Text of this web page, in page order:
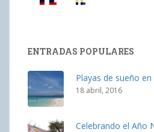
ENTRADAS POPULARES
Playas de sueño
18 abril, 2016
Celebrando el Año